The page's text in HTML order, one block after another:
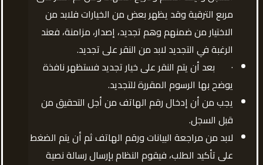
مربع الترقية وقد يظهر بعض من الخيارات فلابد من
الاختيار من ضمنهم وهم تجديد، إصدار، مزامنة، فعند
الرغبة في التجديد لابد من النقر على تجديد.
· بعد أن يتم النقر على خيار تجديد فستظهر نافذة
يوضح بها الرسوم المقررة للتجديد.
يجب من أن إدخال رقم الهاتف من أجل التحقيق من
قبل السجل.
لابد من مراجعة البيانات ورقم الهاتف ثم أن يتم الضغط
على تأكيد الطلب، فيقوم النظام بإرسال رسالة نصية